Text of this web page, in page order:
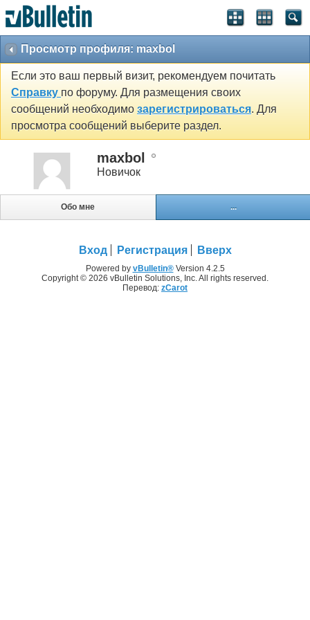
Просмотр профиля: maxbol
Если это ваш первый визит, рекомендуем почитать
Справку по форуму. Для размещения своих
сообщений необходимо зарегистрироваться. Для
просмотра сообщений выберите раздел.
maxbol
Новичок
Обо мне ...
Вход Регистрация Вверх
Powered by vBulletin®Version 4.2.5
Copyright © 2026 vBulletin Solutions, Inc. All rights reserved.
Перевод: zCarot